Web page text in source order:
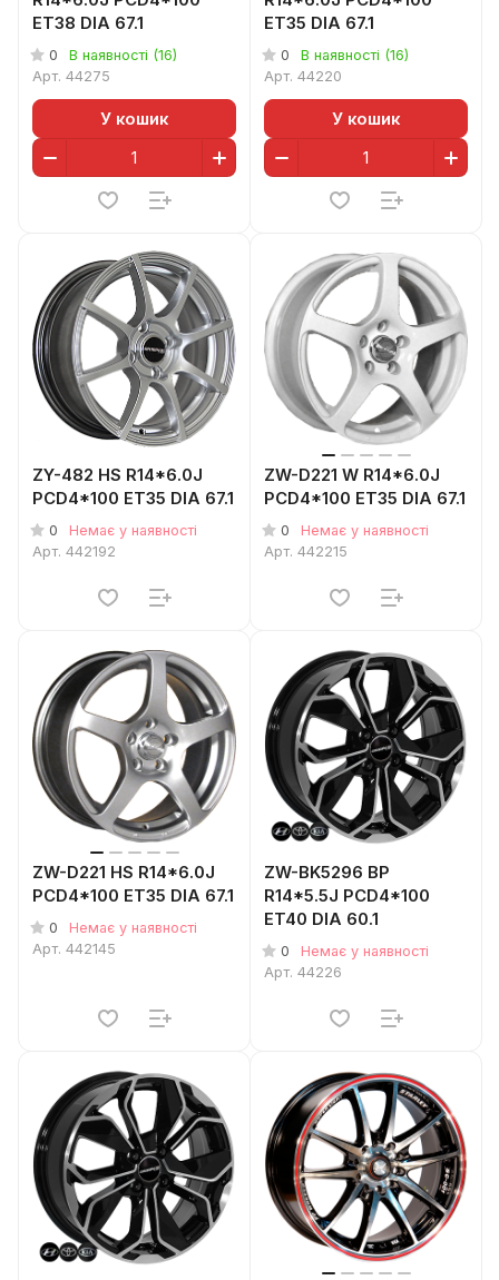
ET38 DIA 67.1
0
В наявності (16)
Арт. 44275
У кошик
ET35 DIA 67.1
0
В наявності (16)
Арт. 44220
У кошик
ZY-482 HS R14*6.0J
PCD4*100 ET35 DIA 67.1
0
Немає у наявності
Арт. 442192
ZW-D221 W R14*6.0J
PCD4*100 ET35 DIA 67.1
0
Немає у наявності
Арт. 442215
ZW-D221 HS R14*6.0J
PCD4*100 ET35 DIA 67.1
0
Немає у наявності
Арт. 442145
ZW-BK5296 BP
R14*5.5J PCD4*100
ET40 DIA 60.1
0
Немає у наявності
Арт. 44226